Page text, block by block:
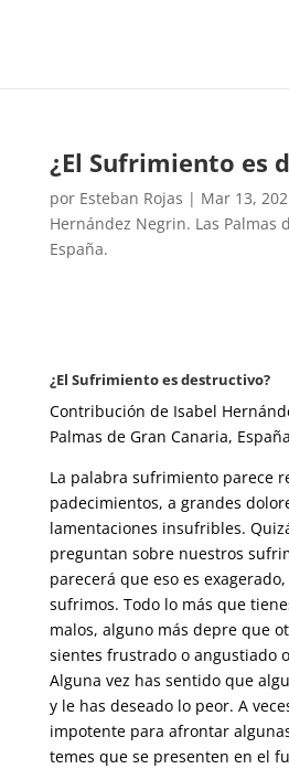
¿El Sufrimiento es
por Esteban Rojas | Mar 13,
Hernández Negrin. Las Palmas
España.
¿El Sufrimiento es destructivo?
Contribución de Isabel
Palmas de Gran Canaria, España
La palabra sufrimiento parece
padecimientos, a grandes
lamentaciones insufribles.
preguntan sobre nuestros
parecerá que eso es
sufrimos. Todo lo más que
malos, alguno más depre que
sientes frustrado o angustiado
Alguna vez has sentido que
y le has deseado lo peor. A
impotente para afrontar
temes que se presenten en el